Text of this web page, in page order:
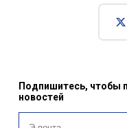
Подпишитесь, чтобы
новостей